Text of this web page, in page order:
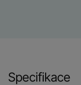
Specifikace